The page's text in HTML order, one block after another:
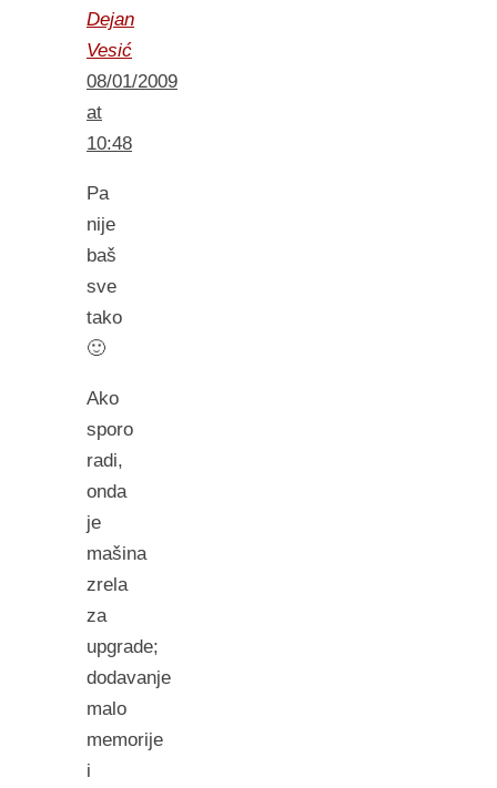
Dejan
Vesić
08/01/2009
at
10:48
Pa
nije
baš
sve
tako
🙂
Ako
sporo
radi,
onda
je
mašina
zrela
za
upgrade;
dodavanje
malo
memorije
i